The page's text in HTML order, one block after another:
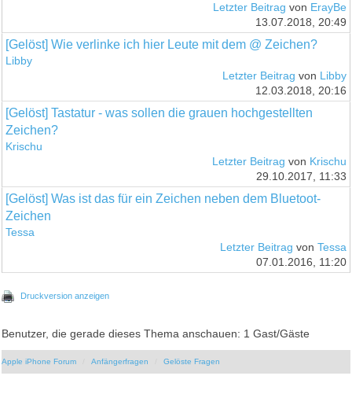
Letzter Beitrag von ErayBe
13.07.2018, 20:49
[Gelöst] Wie verlinke ich hier Leute mit dem @ Zeichen?
Libby
Letzter Beitrag von Libby
12.03.2018, 20:16
[Gelöst] Tastatur - was sollen die grauen hochgestellten
Zeichen?
Krischu
Letzter Beitrag von Krischu
29.10.2017, 11:33
[Gelöst] Was ist das für ein Zeichen neben dem Bluetoot-
Zeichen
Tessa
Letzter Beitrag von Tessa
07.01.2016, 11:20
Druckversion anzeigen
Benutzer, die gerade dieses Thema anschauen: 1 Gast/Gäste
Apple iPhone Forum Anfängerfragen Gelöste Fragen